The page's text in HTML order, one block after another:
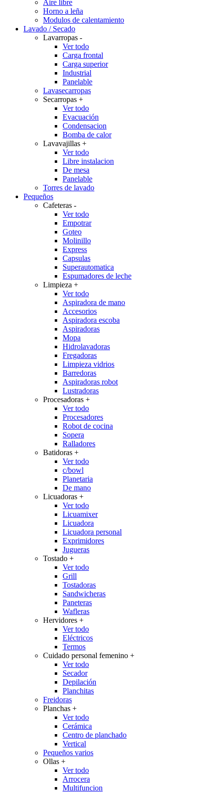
Aire libre
Horno a leña
Modulos de calentamiento
Lavado / Secado
Lavarropas -
Ver todo
Carga frontal
Carga superior
Industrial
Panelable
Lavasecarropas
Secarropas +
Ver todo
Evacuación
Condensacion
Bomba de calor
Lavavajillas +
Ver todo
Libre instalacion
De mesa
Panelable
Torres de lavado
Pequeños
Cafeteras -
Ver todo
Empotrar
Goteo
Molinillo
Express
Capsulas
Superautomatica
Espumadores de leche
Limpieza +
Ver todo
Aspiradora de mano
Accesorios
Aspiradora escoba
Aspiradoras
Mopa
Hidrolavadoras
Fregadoras
Limpieza vidrios
Barredoras
Aspiradoras robot
Lustradoras
Procesadoras +
Ver todo
Procesadores
Robot de cocina
Sopera
Ralladores
Batidoras +
Ver todo
c/bowl
Planetaria
De mano
Licuadoras +
Ver todo
Licuamixer
Licuadora
Licuadora personal
Exprimidores
Jugueras
Tostado +
Ver todo
Grill
Tostadoras
Sandwicheras
Paneteras
Wafleras
Hervidores +
Ver todo
Eléctricos
Termos
Cuidado personal femenino +
Ver todo
Secador
Depilación
Planchitas
Freidoras
Planchas +
Ver todo
Cerámica
Centro de planchado
Vertical
Pequeños varios
Ollas +
Ver todo
Arrocera
Multifuncion